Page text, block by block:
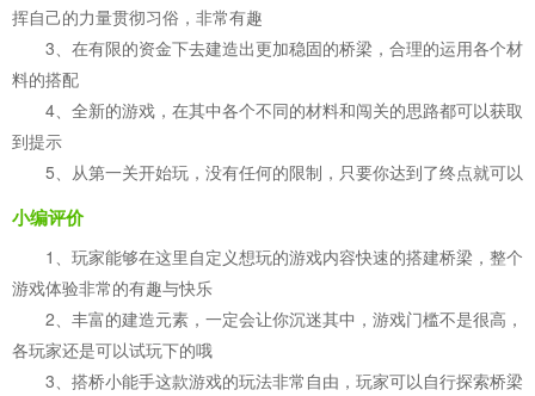
挥自己的力量贯彻习俗，非常有趣
3、在有限的资金下去建造出更加稳固的桥梁，合理的运用各个材
料的搭配
4、全新的游戏，在其中各个不同的材料和闯关的思路都可以获取
到提示
5、从第一关开始玩，没有任何的限制，只要你达到了终点就可以
小编评价
1、玩家能够在这里自定义想玩的游戏内容快速的搭建桥梁，整个
游戏体验非常的有趣与快乐
2、丰富的建造元素，一定会让你沉迷其中，游戏门槛不是很高，
各玩家还是可以试玩下的哦
3、搭桥小能手这款游戏的玩法非常自由，玩家可以自行探索桥梁